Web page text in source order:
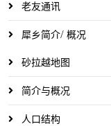
老友通讯
犀乡简介/ 概况
砂拉越地图
简介与概况
人口结构